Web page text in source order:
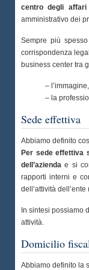
centro degli affari
amministrativo dei
Sempre più
corrispondenza
business center tra
–
– la
Sede effettiva
Abbiamo definito
Per sede effettiva
dell’azienda e si
rapporti interni e
dell’attività
In sintesi possiamo
attività.
Domicilio
Abbiamo definito la